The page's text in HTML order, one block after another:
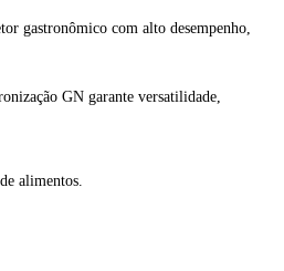
gastronômico com alto desempenho,
GN garante versatilidade,
alimentos.